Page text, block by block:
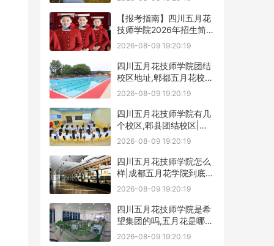
【报考指南】四川五月花
技师学院2026年招生简章
及学费表
2026-08-09 19:20:19
四川五月花技师学院团结
校区地址,郫都五月花校园
环境好不好
2026-08-09 19:20:19
四川五月花技师学院有几
个校区,郫县团结校区|金
堂校区|康定分校
2026-08-09 19:20:19
四川五月花技师学院怎么
样|成都五月花学院到底好
不好
2026-08-09 19:20:19
四川五月花技师学院是希
望集团的吗,五月花是哪个
集团的
2026-08-09 19:20:19